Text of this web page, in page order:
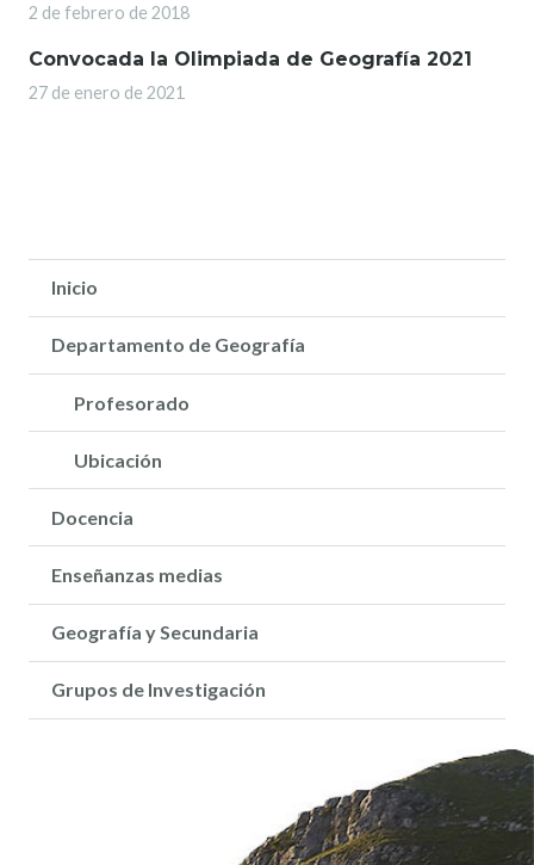
2 de febrero de 2018
Convocada la Olimpiada de Geografía 2021
27 de enero de 2021
Inicio
Departamento de Geografía
Profesorado
Ubicación
Docencia
Enseñanzas medias
Geografía y Secundaria
Grupos de Investigación